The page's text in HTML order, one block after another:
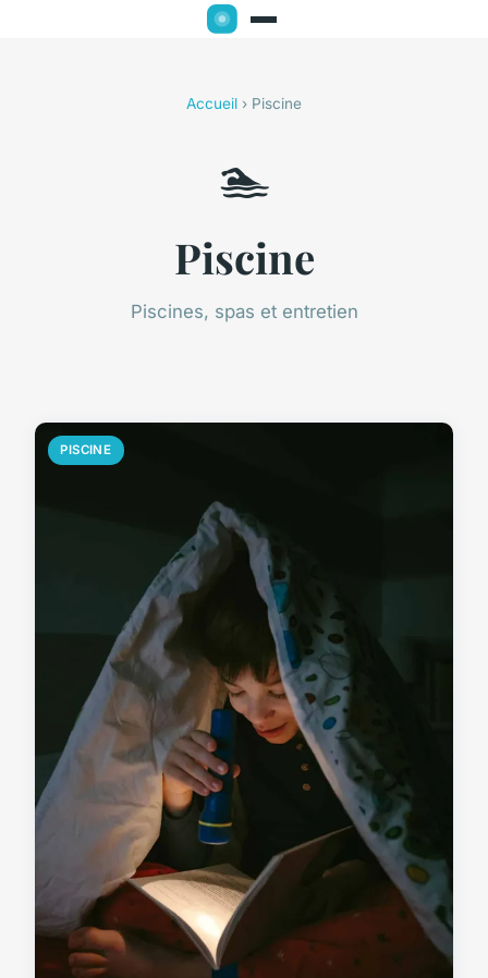
Accueil › Piscine
🏊
Piscine
Piscines, spas et entretien
PISCINE